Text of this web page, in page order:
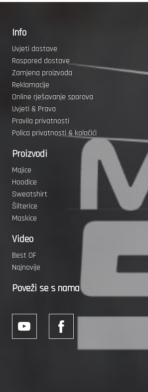
Info
Uvjeti dostave
Raspored dostave
Zamjena proizvoda
Reklamacije
Online rješavanje sporova
Uvjeti & Prava
Pravila privatnosti
Polica privatnosti & kolačići
Proizvodi
Majice
Hoodice
Sweatshirt
Šilterice
Maskice
Video
Best OF
Najnovije
Poveži se s nama